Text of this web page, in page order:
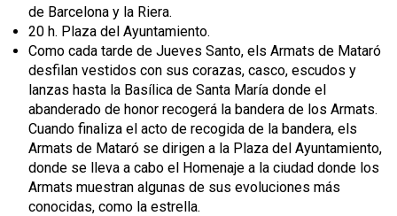
de Barcelona y la Riera.
20 h. Plaza del Ayuntamiento.
Como cada tarde de Jueves Santo, els Armats de Mataró
desfilan vestidos con sus corazas, casco, escudos y
lanzas hasta la Basílica de Santa María donde el
abanderado de honor recogerá la bandera de los Armats.
Cuando finaliza el acto de recogida de la bandera, els
Armats de Mataró se dirigen a la Plaza del Ayuntamiento,
donde se lleva a cabo el Homenaje a la ciudad donde los
Armats muestran algunas de sus evoluciones más
conocidas, como la estrella.